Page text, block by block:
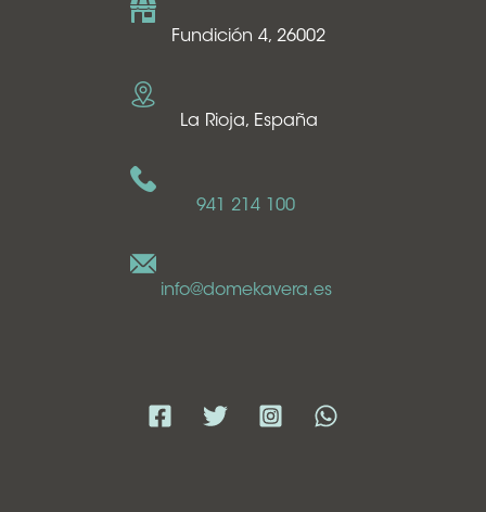
Fundición 4, 26002
La Rioja, España
941 214 100
info@domekavera.es